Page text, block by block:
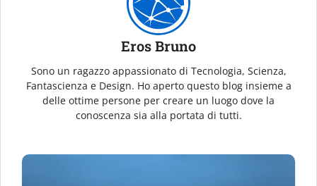
Eros Bruno
Sono un ragazzo appassionato di Tecnologia, Scienza,
Fantascienza e Design. Ho aperto questo blog insieme a
delle ottime persone per creare un luogo dove la
conoscenza sia alla portata di tutti.